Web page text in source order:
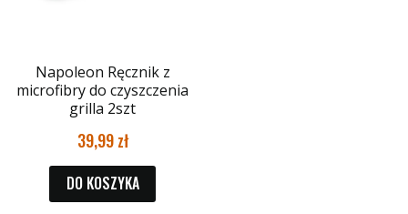
Napoleon Ręcznik z
microfibry do czyszczenia
grilla 2szt
39,99
DO KOSZYKA